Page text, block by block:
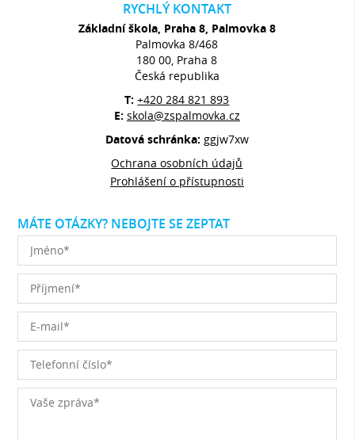
RYCHLÝ KONTAKT
Základní škola, Praha 8, Palmovka 8
Palmovka 8/468
180 00, Praha 8
Česká republika
T:+420 284 821 893
E: skola@zspalmovka.cz
Datová schránka: ggjw7xw
Ochrana osobních údajů
Prohlášení o přístupnosti
MÁTE OTÁZKY? NEBOJTE SE ZEPTAT